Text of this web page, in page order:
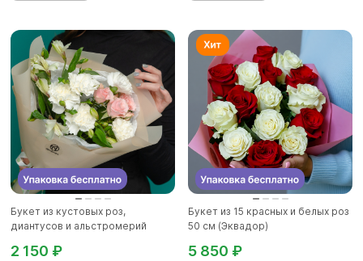
Букет из кустовых роз,
диантусов и альстромерий
2 150 ₽
Букет из 15 красных и белых роз
50 см (Эквадор)
5 850 ₽